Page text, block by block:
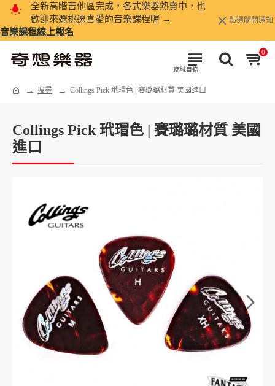
全新高階吉他區完成，各式樂器熱賣中，也
歡迎來選挑選喜愛的音樂課程喔 →
音樂課程線上報名
點選關閉通知
0
搜尋 Collings Pick 玳瑁色 | 賽璐璐材質 美國進口
Collings Pick 玳瑁色 | 賽璐璐材質 美國
進口